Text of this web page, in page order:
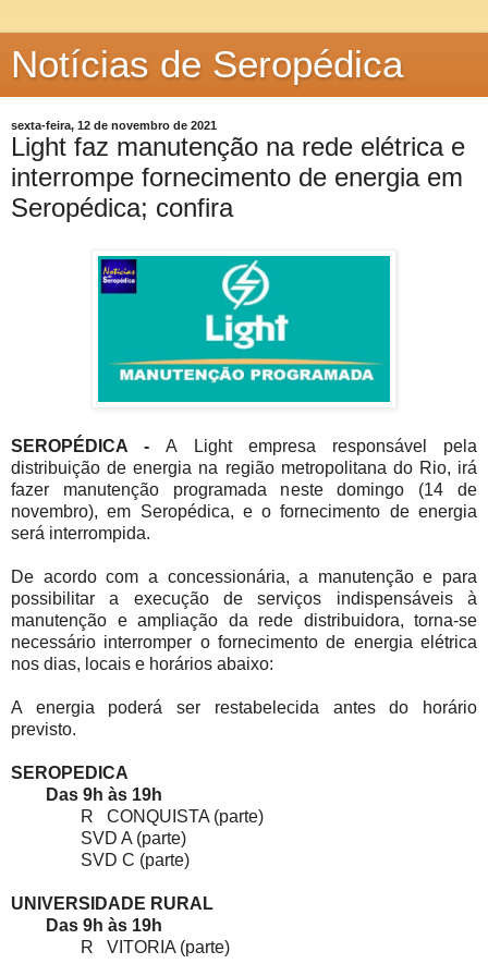
Notícias de Seropédica
sexta-feira, 12 de novembro de 2021
Light faz manutenção na rede elétrica e
interrompe fornecimento de energia em
Seropédica; confira
SEROPÉDICA -A Light empresa responsável pela
distribuição de energia na região metropolitana do Rio, irá
fazer manutenção programada neste domingo (14 de
novembro), em Seropédica, e o fornecimento de energia
será interrompida.
De acordo com a concessionária, a manutenção e para
possibilitar a execução de serviços indispensáveis à
manutenção e ampliação da rede distribuidora, torna-se
necessário interromper o fornecimento de energia elétrica
nos dias, locais e horários abaixo:
A energia poderá ser restabelecida antes do horário
previsto.
SEROPEDICA
Das 9h às 19h
R CONQUISTA (parte)
SVD A (parte)
SVD C (parte)
UNIVERSIDADE RURAL
Das 9h às 19h
R VITORIA (parte)